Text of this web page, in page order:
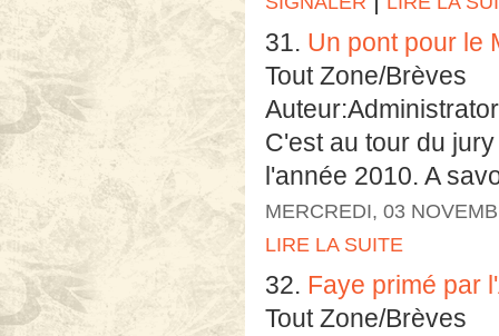
31. Un pont pour le
Tout Zone/Brèves
Auteur:Administrator
C'est au tour du
l'année 2010. A
MERCREDI, 03
LIRE LA SUITE
32. Faye primé par
Tout Zone/Brèves